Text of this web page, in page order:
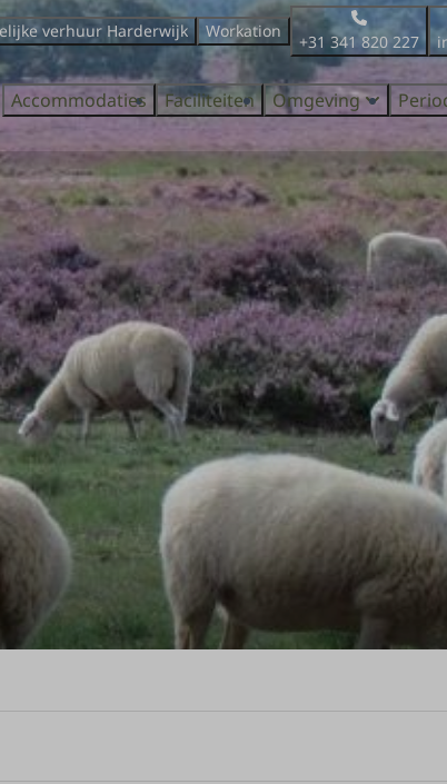
verhuur Harderwijk Workation
+31 341 820 227
Accommodaties Faciliteiten Omgeving